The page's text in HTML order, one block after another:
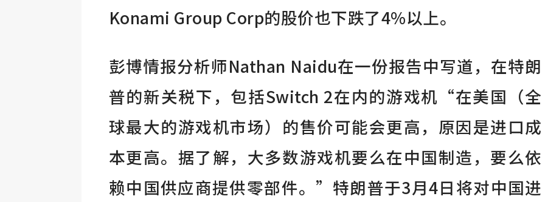
Konami Group Corp的股价也下跌了4%以上。
彭博情报分析师Nathan Naidu在一份报告中写道，在特朗
普的新关税下，包括Switch 2在内的游戏机“在美国（全
球最大的游戏机市场）的售价可能会更高，原因是进口成
本更高。据了解，大多数游戏机要么在中国制造，要么依
赖中国供应商提供零部件。”特朗普于3月4日将对中国进